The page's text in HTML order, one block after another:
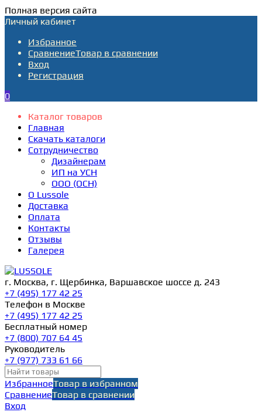
Полная версия сайта
Личный кабинет
Избранное
СравнениеТовар в сравнении
Вход
Регистрация
0
Каталог товаров
Главная
Скачать каталоги
Сотрудничество
Дизайнерам
ИП на УСН
ООО (ОСН)
О Lussole
Доставка
Оплата
Контакты
Отзывы
Галерея
г. Москва, г. Щербинка, Варшавское шоссе д. 243
+7 (495) 177 42 25
Телефон в Москве
+7 (495) 177 42 25
Бесплатный номер
+7 (800) 707 64 45
Руководитель
+7 (977) 733 61 66
ИзбранноеТовар в избранном
СравнениеТовар в сравнении
Вход